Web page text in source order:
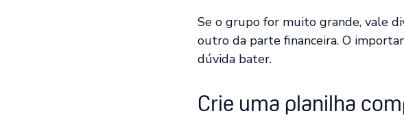
Se o grupo for muito grande, vale
outro da parte financeira. O
dúvida bater.
Crie uma planilha